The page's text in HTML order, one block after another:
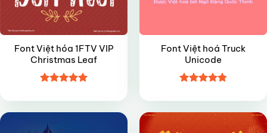
Font Việt hóa 1FTV VIP
Christmas Leaf
hạng55
sao
Font Việt hoá Truck
Unicode
hạng4.85
sao